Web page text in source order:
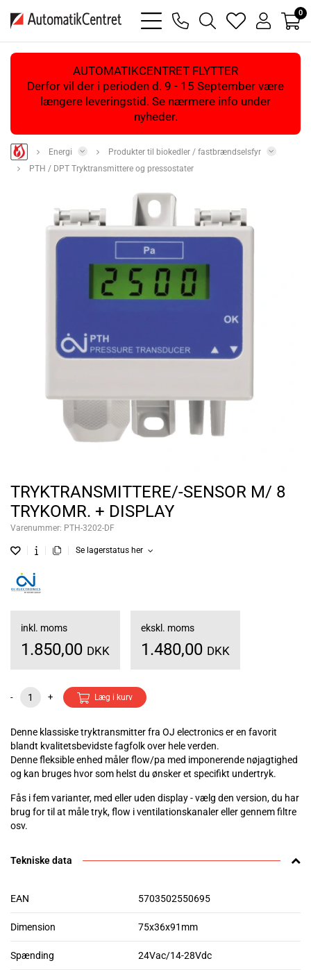
bars
light
phone
magnifying
glass
heart
light
user
light
0
AUTOMATIKCENTRET FLYTTER
Derfor vil der i perioden d. 9 - 15 September være
længere leveringstid. Se nærmere info under
nyheder.
Energi
Produkter til biokedler / fastbrændselsfyr
PTH / DPT Tryktransmittere og pressostater
TRYKTRANSMITTERE/-SENSOR M/ 8
TRYKOMR. + DISPLAY
Varenummer: PTH-3202-DF
Se lagerstatus her
inkl. moms
1.850,00 DKK
ekskl. moms
1.480,00 DKK
- + Læg i kurv
Denne klassiske tryktransmitter fra OJ electronics er en favorit
blandt kvalitetsbevidste fagfolk over hele verden.
Denne fleksible enhed måler flow/pa med imponerende nøjagtighed
og kan bruges hvor som helst du ønsker et specifikt undertryk.
Fås i fem varianter, med eller uden display - vælg den version, du har
brug for til at måle tryk, flow i ventilationskanaler eller gennem filtre
osv.
Tekniske data
EAN 5703502550695
Dimension 75x36x91mm
Spænding 24Vac/14-28Vdc